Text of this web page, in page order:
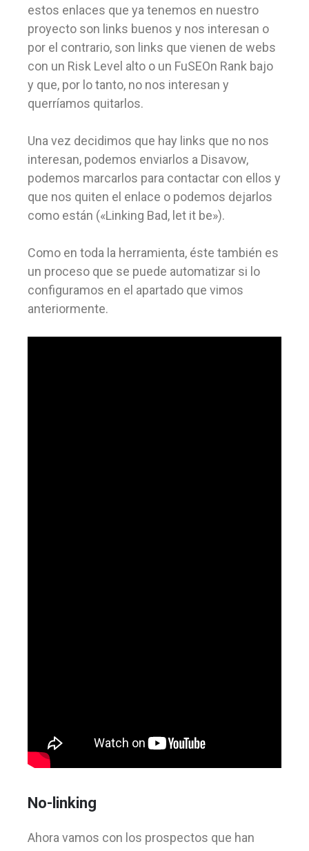
estos enlaces que ya tenemos en nuestro
proyecto son links buenos y nos interesan o
por el contrario, son links que vienen de webs
con un Risk Level alto o un FuSEOn Rank bajo
y que, por lo tanto, no nos interesan y
querríamos quitarlos.
Una vez decidimos que hay links que no nos
interesan, podemos enviarlos a Disavow,
podemos marcarlos para contactar con ellos y
que nos quiten el enlace o podemos dejarlos
como están («Linking Bad, let it be»).
Como en toda la herramienta, éste también es
un proceso que se puede automatizar si lo
configuramos en el apartado que vimos
anteriormente.
No-linking
Ahora vamos con los prospectos que han